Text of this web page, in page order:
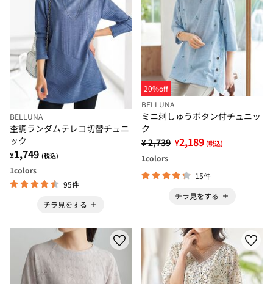
BELLUNA
杢調ランダムテレコ切替チュニ
ック
¥1,749 (税込)
1colors
95件
チラ見をする
20%off
BELLUNA
ミニ刺しゅうボタン付チュニッ
ク
¥ 2,739 ¥2,189 (税込)
1colors
15件
チラ見をする